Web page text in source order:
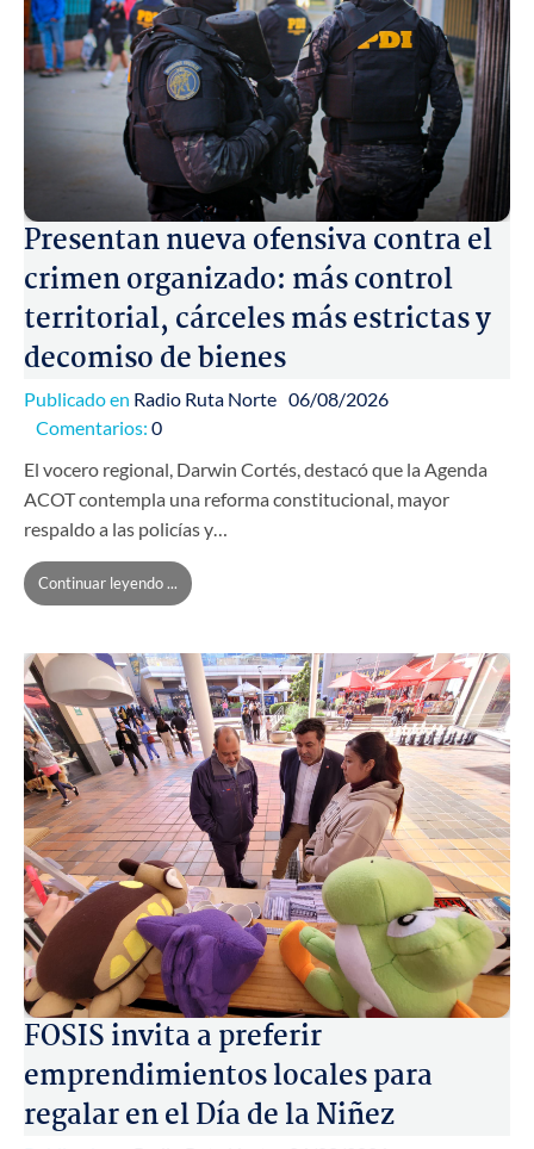
Presentan nueva ofensiva contra el
crimen organizado: más control
territorial, cárceles más estrictas y
decomiso de bienes
Publicado en Radio Ruta Norte 06/08/2026
Comentarios: 0
El vocero regional, Darwin Cortés, destacó que la Agenda
ACOT contempla una reforma constitucional, mayor
respaldo a las policías y…
Continuar leyendo ...
FOSIS invita a preferir
emprendimientos locales para
regalar en el Día de la Niñez